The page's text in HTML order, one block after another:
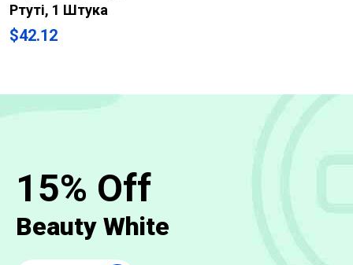
Ртуті, 1 Штука
$42.12
15% Off
Beauty White